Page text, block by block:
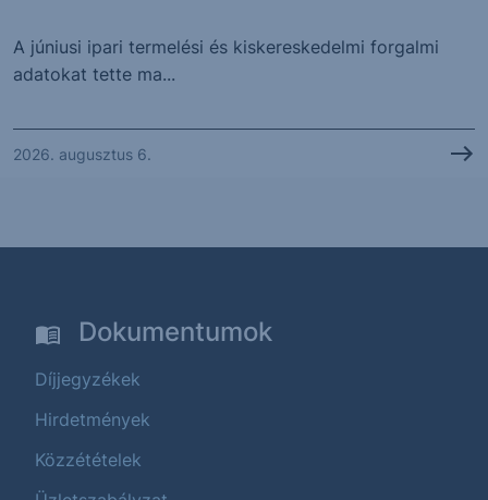
A júniusi ipari termelési és kiskereskedelmi forgalmi
adatokat tette ma...
2026. augusztus 6.
Dokumentumok
Díjjegyzékek
Hirdetmények
Közzétételek